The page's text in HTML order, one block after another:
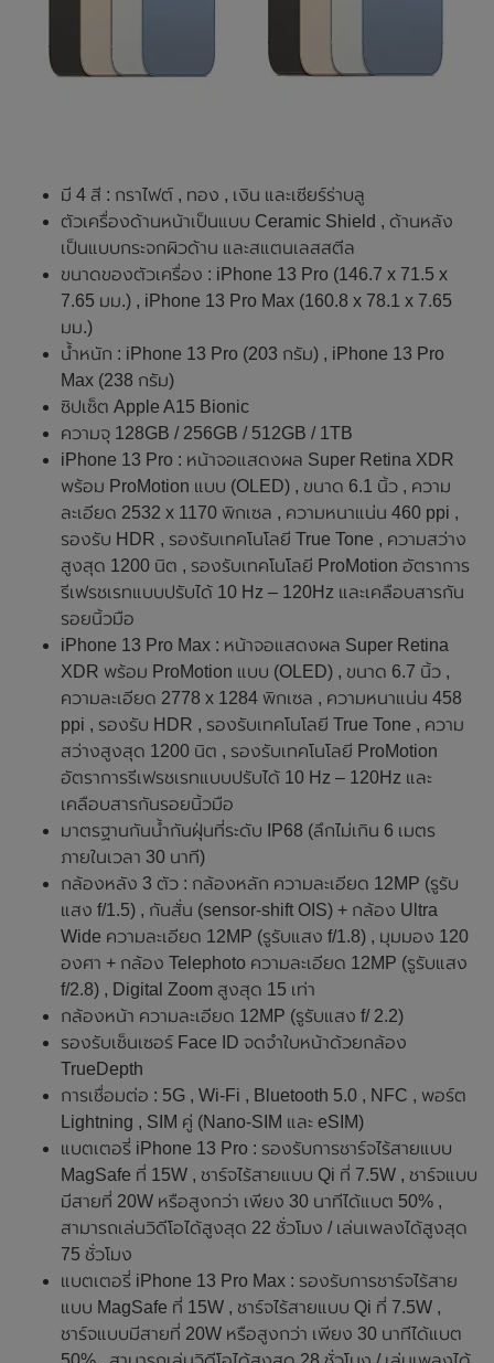
มี 4 สี : กราไฟต์ , ทอง , เงิน และเซียร์ร่าบลู
ตัวเครื่องด้านหน้าเป็นแบบ Ceramic Shield , ด้านหลัง
เป็นแบบกระจกผิวด้าน และสแตนเลสสตีล
ขนาดของตัวเครื่อง : iPhone 13 Pro (146.7 x 71.5 x
7.65 มม.) , iPhone 13 Pro Max (160.8 x 78.1 x 7.65
มม.)
น้ำหนัก : iPhone 13 Pro (203 กรัม) , iPhone 13 Pro
Max (238 กรัม)
ซิปเซ็ต Apple A15 Bionic
ความจุ 128GB / 256GB / 512GB / 1TB
iPhone 13 Pro : หน้าจอแสดงผล Super Retina XDR
พร้อม ProMotion แบบ (OLED) , ขนาด 6.1 นิ้ว , ความ
ละเอียด 2532 x 1170 พิกเซล , ความหนาแน่น 460 ppi ,
รองรับ HDR , รองรับเทคโนโลยี True Tone , ความสว่าง
สูงสุด 1200 นิต , รองรับเทคโนโลยี ProMotion อัตราการ
รีเฟรชเรทแบบปรับได้ 10 Hz – 120Hz และเคลือบสารกัน
รอยนิ้วมือ
iPhone 13 Pro Max : หน้าจอแสดงผล Super Retina
XDR พร้อม ProMotion แบบ (OLED) , ขนาด 6.7 นิ้ว ,
ความละเอียด 2778 x 1284 พิกเซล , ความหนาแน่น 458
ppi , รองรับ HDR , รองรับเทคโนโลยี True Tone , ความ
สว่างสูงสุด 1200 นิต , รองรับเทคโนโลยี ProMotion
อัตราการรีเฟรชเรทแบบปรับได้ 10 Hz – 120Hz และ
เคลือบสารกันรอยนิ้วมือ
มาตรฐานกันน้ำกันฝุ่นที่ระดับ IP68 (ลึกไม่เกิน 6 เมตร
ภายในเวลา 30 นาที)
กล้องหลัง 3 ตัว : กล้องหลัก ความละเอียด 12MP (รูรับ
แสง f/1.5) , กันสั่น (sensor‑shift OIS) + กล้อง Ultra
Wide ความละเอียด 12MP (รูรับแสง f/1.8) , มุมมอง 120
องศา + กล้อง Telephoto ความละเอียด 12MP (รูรับแสง
f/2.8) , Digital Zoom สูงสุด 15 เท่า
กล้องหน้า ความละเอียด 12MP (รูรับแสง f/ 2.2)
รองรับเซ็นเซอร์ Face ID จดจำใบหน้าด้วยกล้อง
TrueDepth
การเชื่อมต่อ : 5G , Wi‑Fi , Bluetooth 5.0 , NFC , พอร์ต
Lightning , SIM คู่ (Nano‑SIM และ eSIM)
แบตเตอรี่ iPhone 13 Pro : รองรับการชาร์จไร้สายแบบ
MagSafe ที่ 15W , ชาร์จไร้สายแบบ Qi ที่ 7.5W , ชาร์จแบบ
มีสายที่ 20W หรือสูงกว่า เพียง 30 นาทีได้แบต 50% ,
สามารถเล่นวิดีโอได้สูงสุด 22 ชั่วโมง / เล่นเพลงได้สูงสุด
75 ชั่วโมง
แบตเตอรี่ iPhone 13 Pro Max : รองรับการชาร์จไร้สาย
แบบ MagSafe ที่ 15W , ชาร์จไร้สายแบบ Qi ที่ 7.5W ,
ชาร์จแบบมีสายที่ 20W หรือสูงกว่า เพียง 30 นาทีได้แบต